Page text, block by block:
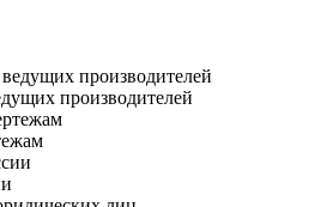
производителей